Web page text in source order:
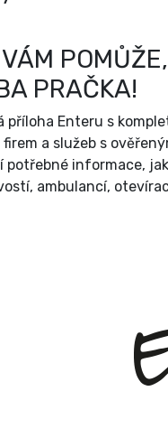
PRAČKA!
příloha Enteru s
a služeb s
potřebné informace,
ambulancí,